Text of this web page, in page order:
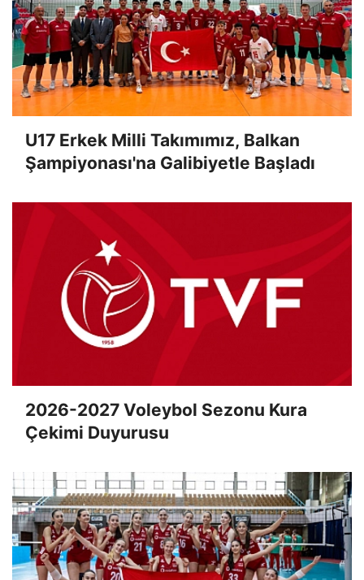
U17 Erkek Milli Takımımız, Balkan
Şampiyonası'na Galibiyetle Başladı
2026-2027 Voleybol Sezonu Kura
Çekimi Duyurusu